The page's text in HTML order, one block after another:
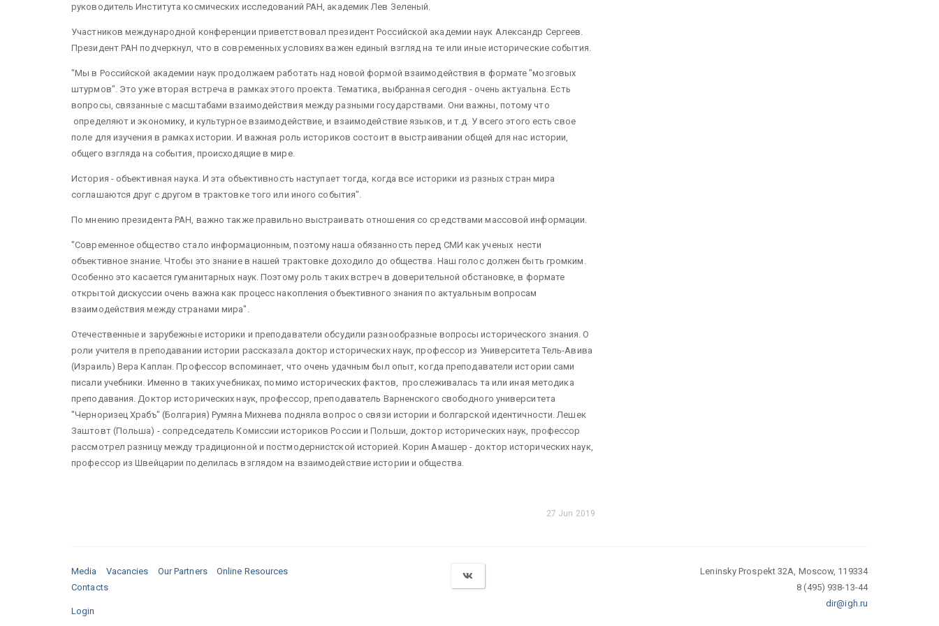
руководитель Института космических исследований РАН, академик Лев Зеленый.
Участников международной конференции приветствовал президент Российской академии наук Александр Сергеев.
Президент РАН подчеркнул, что в современных условиях важен единый взгляд на те или иные исторические события.
"Мы в Российской академии наук продолжаем работать над новой формой взаимодействия в формате "мозговых
штурмов". Это уже вторая встреча в рамках этого проекта. Тематика, выбранная сегодня - очень актуальна. Есть
вопросы, связанные с масштабами взаимодействия между разными государствами. Они важны, потому что
определяют и экономику, и культурное взаимодействие, и взаимодействие языков, и т.д. У всего этого есть свое
поле для изучения в рамках истории. И важная роль историков состоит в выстраивании общей для нас истории,
общего взгляда на события, происходящие в мире.
История - объективная наука. И эта объективность наступает тогда, когда все историки из разных стран мира
соглашаются друг с другом в трактовке того или иного события".
По мнению президента РАН, важно также правильно выстраивать отношения со средствами массовой информации.
"Современное общество стало информационным, поэтому наша обязанность перед СМИ как ученых нести
объективное знание. Чтобы это знание в нашей трактовке доходило до общества. Наш голос должен быть громким.
Особенно это касается гуманитарных наук. Поэтому роль таких встреч в доверительной обстановке, в формате
открытой дискуссии очень важна как процесс накопления объективного знания по актуальным вопросам
взаимодействия между странами мира".
Отечественные и зарубежные историки и преподаватели обсудили разнообразные вопросы исторического знания. О
роли учителя в преподавании истории рассказала доктор исторических наук, профессор из Университета Тель-Авива
(Израиль) Вера Каплан. Профессор вспоминает, что очень удачным был опыт, когда преподаватели истории сами
писали учебники. Именно в таких учебниках, помимо исторических фактов, прослеживалась та или иная методика
преподавания. Доктор исторических наук, профессор, преподаватель Варненского свободного университета
"Черноризец Храбъ" (Болгария) Румяна Михнева подняла вопрос о связи истории и болгарской идентичности. Лешек
Заштовт (Польша) - сопредседатель Комиссии историков России и Польши, доктор исторических наук, профессор
рассмотрел разницу между традиционной и постмодернистской историей. Корин Амашер - доктор исторических наук,
профессор из Швейцарии поделилась взглядом на взаимодействие истории и общества.
27 Jun 2019
Media Vacancies Our Partners
Online Resources
Contacts
Login
Leninsky Prospekt 32A, Moscow, 119334
8 (495) 938-13-44
dir@igh.ru